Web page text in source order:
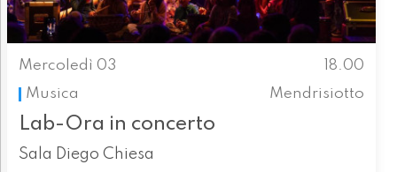
Mercoledì 03
18.00
Musica
Mendrisiotto
Lab-Ora in concerto
Sala Diego Chiesa